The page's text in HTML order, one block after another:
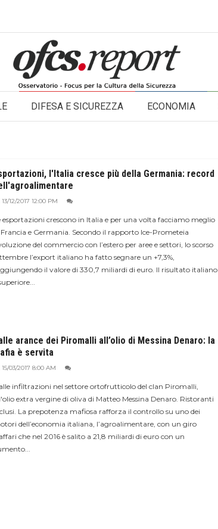
DIFESA E SICUREZZA ECONOMIA
l'Italia cresce più della Germania: record
13/12/2017 12:00 PM
esportazioni crescono in Italia e per una volta facciamo meglio
e Germania. Secondo il rapporto Ice-Prometeia
del commercio con l’estero per aree e settori, lo scorso
l’export italiano ha fatto segnare un +7,3%,
il valore di 330,7 miliardi di euro. Il risultato italiano
arance dei Piromalli all’olio di Messina Denaro: la
è servita
15/03/2017 8:00 AM
infiltrazioni nel settore ortofrutticolo del clan Piromalli,
extra vergine di oliva di Matteo Messina Denaro. Ristoranti
La prepotenza mafiosa rafforza il controllo su uno dei
dell’economia italiana, l’agroalimentare, con un giro
che nel 2016 è salito a 21,8 miliardi di euro con un